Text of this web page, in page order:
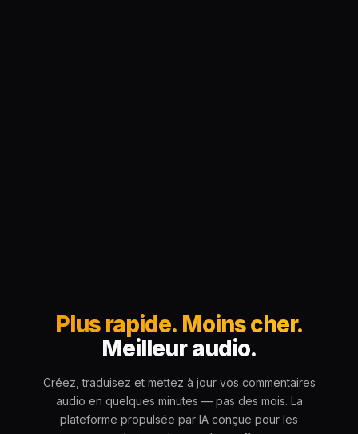
Plus rapide. Moins cher.
Meilleur audio.
Créez, traduisez et mettez à jour vos commentaires
audio en quelques minutes — pas des mois. La
plateforme propulsée par IA conçue pour les